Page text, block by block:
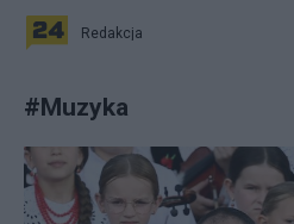
Redakcja
#Muzyka